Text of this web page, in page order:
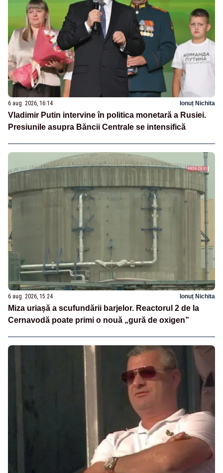
6 aug. 2026, 16:14 Ionuț Nichita
Vladimir Putin intervine în politica monetară a Rusiei.
Presiunile asupra Băncii Centrale se intensifică
6 aug. 2026, 15:24 Ionuț Nichita
Miza uriașă a scufundării barjelor. Reactorul 2 de la
Cernavodă poate primi o nouă „gură de oxigen”